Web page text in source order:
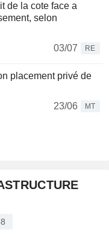
de la cote face a
selon
03/07
RE
placement privé de
23/06
MT